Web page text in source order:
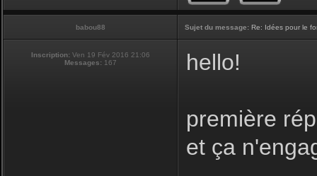
babou88 Sujet du message: Re: Idées pour le
Inscription: Ven 19 Fév 2016 21:06
Messages: 167 hello!
première
et ça